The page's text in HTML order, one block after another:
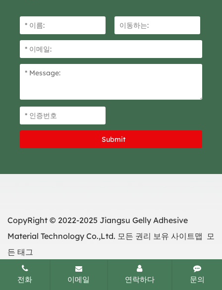
CopyRight © 2022-2025 Jiangsu Gelly Adhesive
Material Technology Co.,Ltd. 모든 권리 보유 사이트맵
모
든 태그
전화 이메일 연락하다 문의